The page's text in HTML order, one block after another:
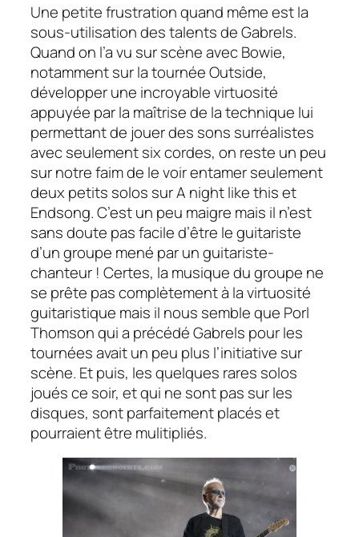
Une petite frustration quand même est la
sous-utilisation des talents de Gabrels.
Quand on l’a vu sur scène avec Bowie,
notamment sur la tournéeOutside,
développer une incroyable virtuosité
appuyée par la maîtrise de la technique lui
permettant de jouer des sons surréalistes
avec seulement six cordes, on reste un peu
sur notre faim de le voir entamer seulement
deux petits solos surA night like thiset
Endsong.C’est un peu maigre mais il n’est
sans doute pas facile d’être le guitariste
d’un groupe mené par un guitariste-
chanteur ! Certes, la musique du groupe ne
se prête pas complètement à la virtuosité
guitaristique mais il nous semble que Porl
Thomson qui a précédé Gabrels pour les
tournées avait un peu plus l’initiative sur
scène. Et puis, les quelques rares solos
joués ce soir, et qui ne sont pas sur les
disques, sont parfaitement placés et
pourraient être mulitipliés.